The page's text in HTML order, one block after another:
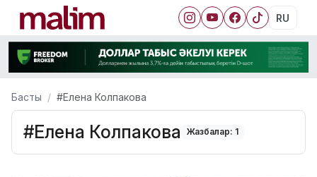
RU
Басты #Елена Колпакова
#Елена Колпакова Жазбалар: 1